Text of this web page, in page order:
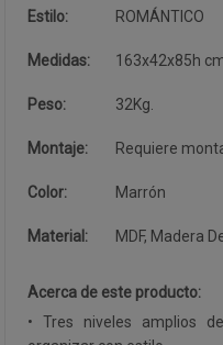
Estilo: ROMÁNTICO
Medidas: 163x42x85h
Peso: 32Kg.
Montaje: Requiere
Color: Marrón
Material: MDF, Madera
Acerca de este producto:
• Tres niveles amplios